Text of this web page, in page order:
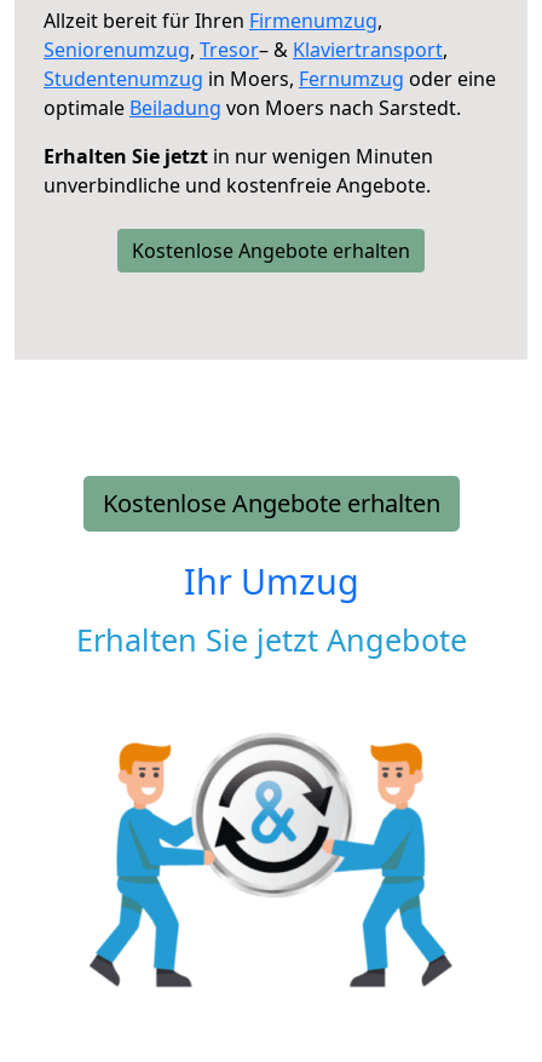
Allzeit bereit für Ihren Firmenumzug,
Seniorenumzug, Tresor– & Klaviertransport,
Studentenumzug in Moers, Fernumzug oder eine
optimale Beiladung von Moers nach Sarstedt.
Erhalten Sie jetzt in nur wenigen Minuten
unverbindliche und kostenfreie Angebote.
Kostenlose Angebote erhalten
Kostenlose Angebote erhalten
Ihr Umzug
Erhalten Sie jetzt Angebote